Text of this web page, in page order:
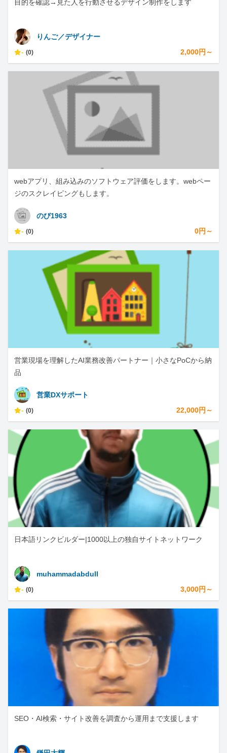
目的を確認→見た人を行動させるデザイン制作をします
りんご／デザイナー
- (0) 2,000円～
webアプリ、組み込みのソフトウェア評価をします。webペー
ジのスクレイピングもします。
のび1963
- (0) 0円～
営業現場を理解したAI業務改善パートナー｜小さなPoCから納
品
営業DXサポート
- (0) 22,000円～
日本語リンクビルダー|1000以上の独自サイトネットワーク
muhammadabdull
- (0) 3,000円～
SEO・AI検索・サイト改善を調査から運用まで支援します